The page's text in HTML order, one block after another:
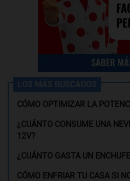
LOS MÁS BUSCADOS
CÓMO OPTIMIZAR LA
¿CUÁNTO CONSUME UNA
12V?
¿CUÁNTO GASTA UN
CÓMO ENFRIAR TU CASA SI